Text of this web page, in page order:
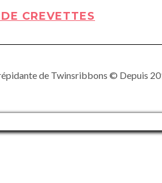
CREVETTES
de Twinsribbons © Depuis